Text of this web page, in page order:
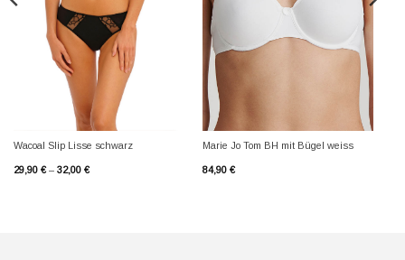
Wacoal Slip Lisse schwarz
29,90 €– 32,00 €
Marie Jo Tom BH mit Bügel weiss
84,90 €